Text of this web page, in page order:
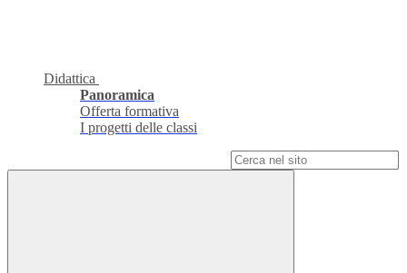
Didattica
Panoramica
Offerta formativa
I progetti delle classi